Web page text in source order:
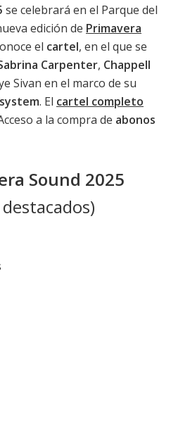
se celebrará en el Parque del
edición de Primavera
el cartel, en el que se
Carpenter, Chappell
Sivan en el marco de su
. El cartel completo
a la compra de abonos
Sound 2025